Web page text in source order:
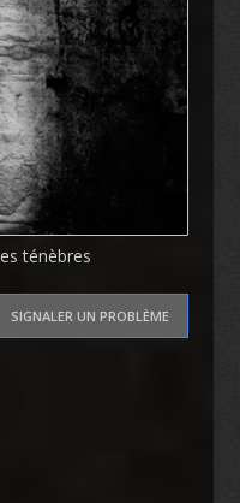
ténèbres
SIGNALER UN PROBLÈME